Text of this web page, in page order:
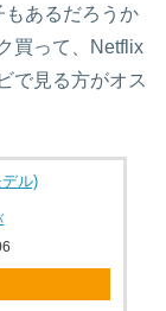
もあるだろうか
買って、Netflix
で見る方がオス
ル)